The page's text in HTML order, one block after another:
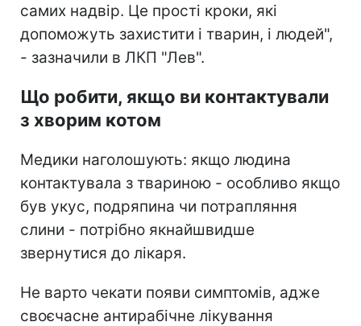
самих надвір. Це прості кроки, які
допоможуть захистити і тварин, і людей",
- зазначили в ЛКП "Лев".
Що робити, якщо ви контактували
з хворим котом
Медики наголошують: якщо людина
контактувала з твариною - особливо якщо
був укус, подряпина чи потрапляння
слини - потрібно якнайшвидше
звернутися до лікаря.
Не варто чекати появи симптомів, адже
своєчасне антирабічне лікування